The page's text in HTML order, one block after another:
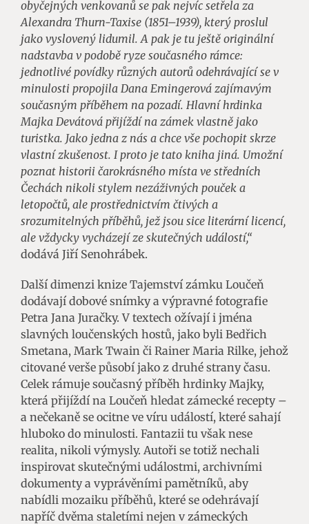
obyčejných venkovanů se pak nejvíc setřela za
Alexandra Thurn-Taxise (1851–1939), který proslul
jako vyslovený lidumil. A pak je tu ještě originální
nadstavba v podobě ryze současného rámce:
jednotlivé povídky různých autorů odehrávající se v
minulosti propojila Dana Emingerová zajímavým
současným příběhem na pozadí. Hlavní hrdinka
Majka Devátová přijíždí na zámek vlastně jako
turistka. Jako jedna z nás a chce vše pochopit skrze
vlastní zkušenost. I proto je tato kniha jiná. Umožní
poznat historii čarokrásného místa ve středních
Čechách nikoli stylem nezáživných pouček a
letopočtů, ale prostřednictvím čtivých a
srozumitelných příběhů, jež jsou sice literární licencí,
ale vždycky vycházejí ze skutečných událostí,“
dodává Jiří Senohrábek.
Další dimenzi knize Tajemství zámku Loučeň
dodávají dobové snímky a výpravné fotografie
Petra Jana Juračky. V textech ožívají i jména
slavných loučenských hostů, jako byli Bedřich
Smetana, Mark Twain či Rainer Maria Rilke, jehož
citované verše působí jako z druhé strany času.
Celek rámuje současný příběh hrdinky Majky,
která přijíždí na Loučeň hledat zámecké recepty –
a nečekaně se ocitne ve víru událostí, které sahají
hluboko do minulosti. Fantazii tu však nese
realita, nikoli výmysly. Autoři se totiž nechali
inspirovat skutečnými událostmi, archivními
dokumenty a vyprávěními pamětníků, aby
nabídli mozaiku příběhů, které se odehrávají
napříč dvěma staletími nejen v zámeckých